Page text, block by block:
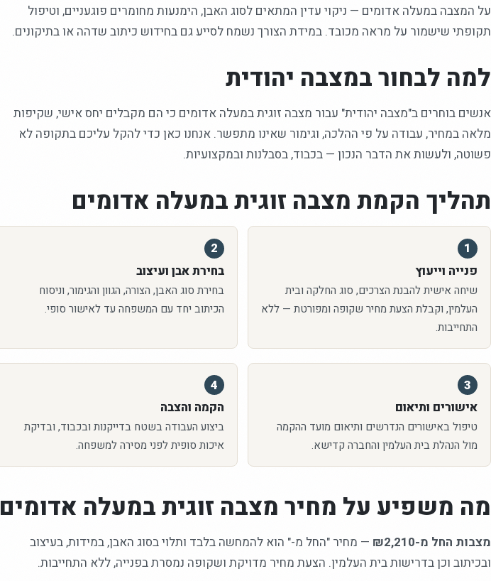
על המצבה במעלה אדומים — ניקוי עדין המתאים לסוג האבן, הימנעות מחומרים פוגעניים, וטיפול
תקופתי שישמור על מראה מכובד. במידת הצורך נשמח לסייע גם בחידוש כיתוב שדהה או בתיקונים.
למה לבחור במצבה יהודית
אנשים בוחרים ב"מצבה יהודית" עבור מצבה זוגית במעלה אדומים כי הם מקבלים יחס אישי, שקיפות
מלאה במחיר, עבודה על פי ההלכה, וגימור שאינו מתפשר. אנחנו כאן כדי להקל עליכם בתקופה לא
פשוטה, ולעשות את הדבר הנכון — בכבוד, בסבלנות ובמקצועיות.
תהליך הקמת מצבה זוגיתבמעלה אדומים
1
פנייה וייעוץ
שיחה אישית להבנת הצרכים, סוג החלקה ובית
העלמין, וקבלת הצעת מחיר שקופה ומפורטת — ללא
התחייבות.
2
בחירת אבן ועיצוב
בחירת סוג האבן, הצורה, הגוון והגימור, וניסוח
הכיתוב יחד עם המשפחה עד לאישור סופי.
3
אישורים ותיאום
טיפול באישורים הנדרשים ותיאום מועד ההקמה
מול הנהלת בית העלמין והחברה קדישא.
4
הקמה והצבה
ביצוע העבודה בשטח בדייקנות ובכבוד, ובדיקת
איכות סופית לפני מסירה למשפחה.
מה משפיע על מחיר מצבה זוגיתבמעלה אדומים
מצבות החל מ-₪2,210 — מחיר "החל מ-" הוא להמחשה בלבד ותלוי בסוג האבן, במידות, בעיצוב
ובכיתוב וכן בדרישות בית העלמין. הצעת מחיר מדויקת ושקופה נמסרת בפנייה, ללא התחייבות.